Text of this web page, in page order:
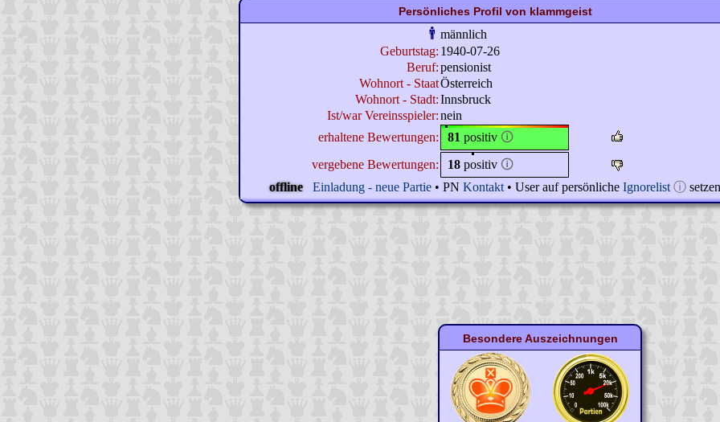
Persönliches Profil von klammgeist
männlich
Geburtstag: 1940-07-26
Beruf:pensionist
Wohnort - StaatÖsterreich
Wohnort - Stadt:Innsbruck
Ist/war Vereinsspieler:nein
erhaltene Bewertungen:
81 positiv 🛈
vergebene Bewertungen:
18 positiv 🛈
offline
Einladung - neue Partie • PN Kontakt • User auf persönliche Ignorelist ⓘ setzen
Besondere Auszeichnungen